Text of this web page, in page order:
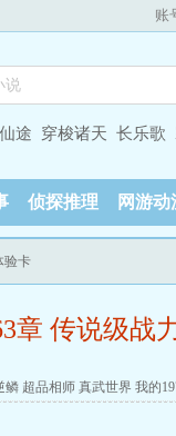
账
途 穿梭诸天 长乐歌
侦探推理 网游动
验卡
章 传说级战
鳞 超品相师 真武世界 我的